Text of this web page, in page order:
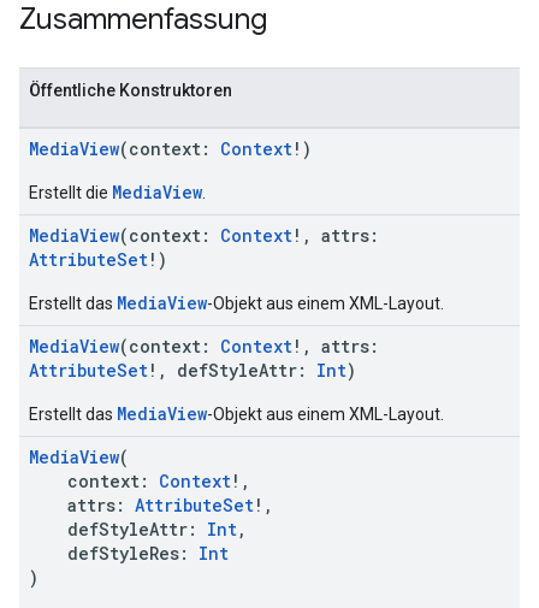
Zusammenfassung
Öffentliche Konstruktoren
MediaView(context: Context!)
Erstellt die MediaView
MediaView(context: Context!, attrs:
AttributeSet!)
Erstellt das MediaView-Objekt aus einem XML-Layout.
MediaView(context: Context!, attrs:
AttributeSet!, defStyleAttr: Int)
Erstellt das MediaView-Objekt aus einem XML-Layout.
MediaView(
context: Context!,
attrs: AttributeSet!,
defStyleAttr: Int,
defStyleRes: Int
)